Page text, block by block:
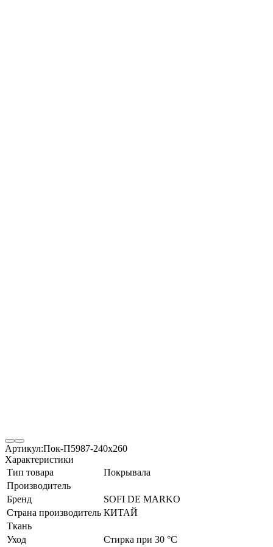
Артикул:Пок-П5987-240х260
Характеристики
Тип товара
Покрывала
Производитель
Бренд
SOFI DE MARKO
Страна производитель КИТАЙ
Ткань
Уход
Стирка при 30 °С